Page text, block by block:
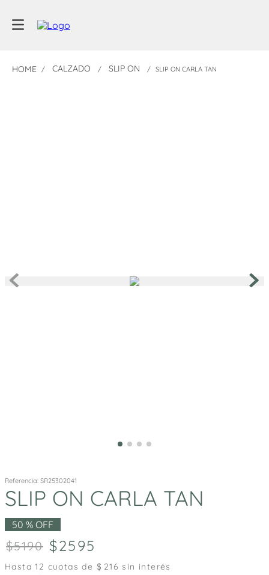
CALZADO SLIP ON SLIP ON CARLA TAN
Referencia: SR25302041
SLIP ON CARLA TAN
50 % OFF
5190 2595
Hasta12 cuotas de $ 216 sin interés